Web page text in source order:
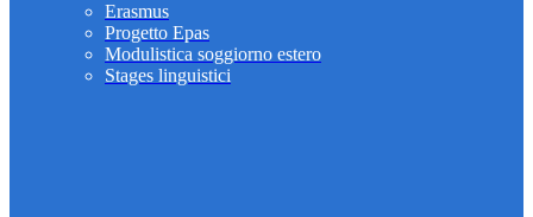
Erasmus
Progetto Epas
Modulistica soggiorno estero
Stages linguistici